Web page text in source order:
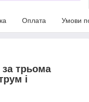
Оплата Умови
трьома
і